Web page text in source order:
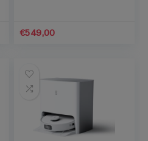
AEG RX9-2-4STN
robotstofzuiger
Vind de goedkoopste